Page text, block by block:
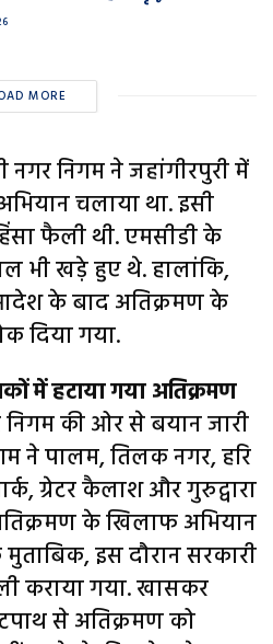
MORE
नगर निगम ने जहांगीरपुरी में
चलाया था. इसी
फैली थी. एमसीडी के
भी खड़े हुए थे. हालांकि,
के बाद अतिक्रमण के
दिया गया.
में हटाया गया अतिक्रमण
निगम की ओर से बयान जारी
ने पालम, तिलक नगर, हरि
ग्रेटर कैलाश और गुरुद्वारा
के खिलाफ अभियान
इस दौरान सरकारी
कराया गया. खासकर
से अतिक्रमण को